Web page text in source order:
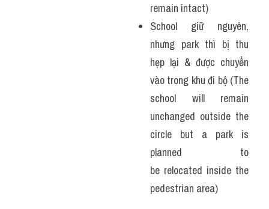
remain intact)
School giữ nguyên,
nhưng park thì bị thu
hẹp lại & được chuyển
vào trong khu đi bộ (The
school will remain
unchanged outside the
circle but a park is
planned to
be relocated inside the
pedestrian area)